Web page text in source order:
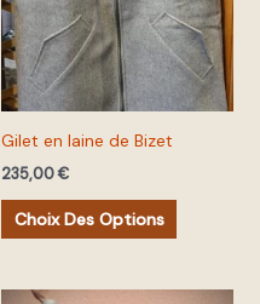
Gilet en laine de Bizet
235,00€
Choix Des Options
variations.
Les
options
peuvent
sur
la